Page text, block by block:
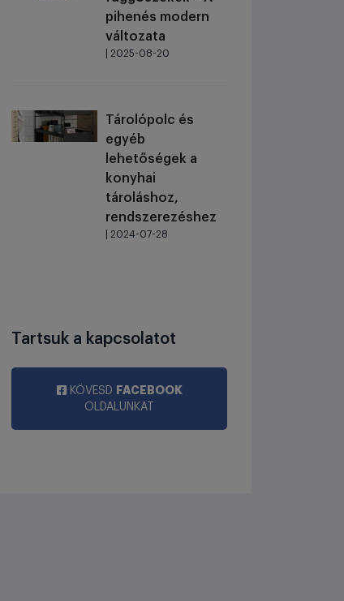
pihenés modern
változata
| 2025-08-20
Tárolópolc és
egyéb
lehetőségek a
konyhai
tároláshoz,
rendszerezéshez
| 2024-07-28
Tartsuk a kapcsolatot
KÖVESD FACEBOOK
OLDALUNKAT